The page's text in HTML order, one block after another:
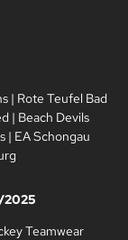
| Rote Teufel Bad
| Beach Devils
| EA Schongau
2025
Teamwear